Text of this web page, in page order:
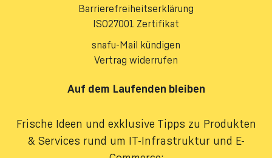
Barrierefreiheitserklärung
ISO27001 Zertifikat
snafu-Mail kündigen
Vertrag widerrufen
Auf dem Laufenden bleiben
Frische Ideen und exklusive Tipps zu Produkten
& Services rund um IT-Infrastruktur und E-